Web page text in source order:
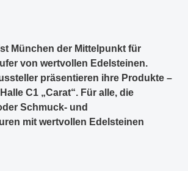
München der Mittelpunkt für
von wertvollen Edelsteinen.
präsentieren ihre Produkte –
C1 „Carat“. Für alle, die
Schmuck- und
mit wertvollen Edelsteinen